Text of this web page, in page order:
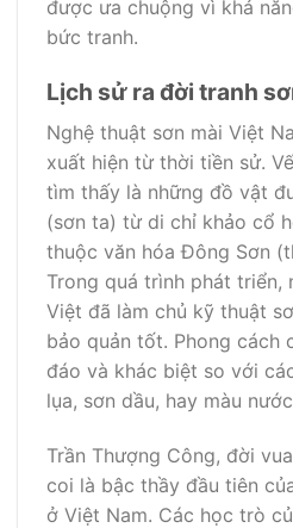
được ưa chuộng vì khả
bức tranh.
Lịch sử ra đời tranh
Nghệ thuật sơn mài Việt
xuất hiện từ thời tiền sử.
tìm thấy là những đồ vật
(sơn ta) từ di chỉ khảo cổ
thuộc văn hóa Đông Sơn
Trong quá trình phát triển,
Việt đã làm chủ kỹ thuật
bảo quản tốt. Phong cách
đáo và khác biệt so với
lụa, sơn dầu, hay màu
Trần Thượng Công, đời
coi là bậc thầy đầu tiên
ở Việt Nam. Các học trò